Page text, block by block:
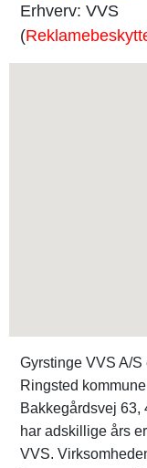
Erhverv: VVS
(
Gyrstinge VVS A/S
Ringsted
Bakkegårdsvej
har adskillige års
VVS.